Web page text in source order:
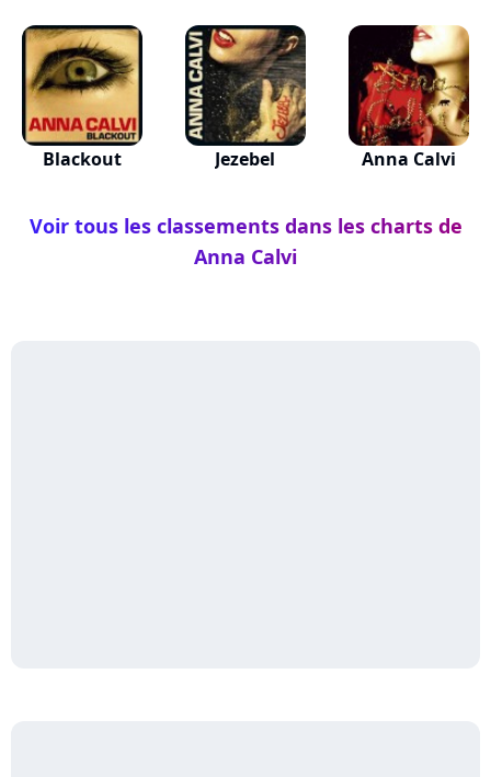
Blackout Jezebel Anna Calvi
Voir tous les classements dans les charts de
Anna Calvi